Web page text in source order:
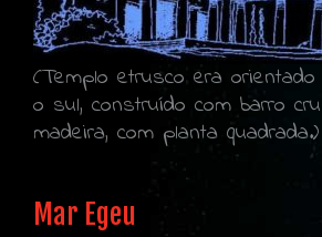
(Templo etrusco era
o sul, construído com barro
madeira, com planta quadrada.)
Mar Egeu